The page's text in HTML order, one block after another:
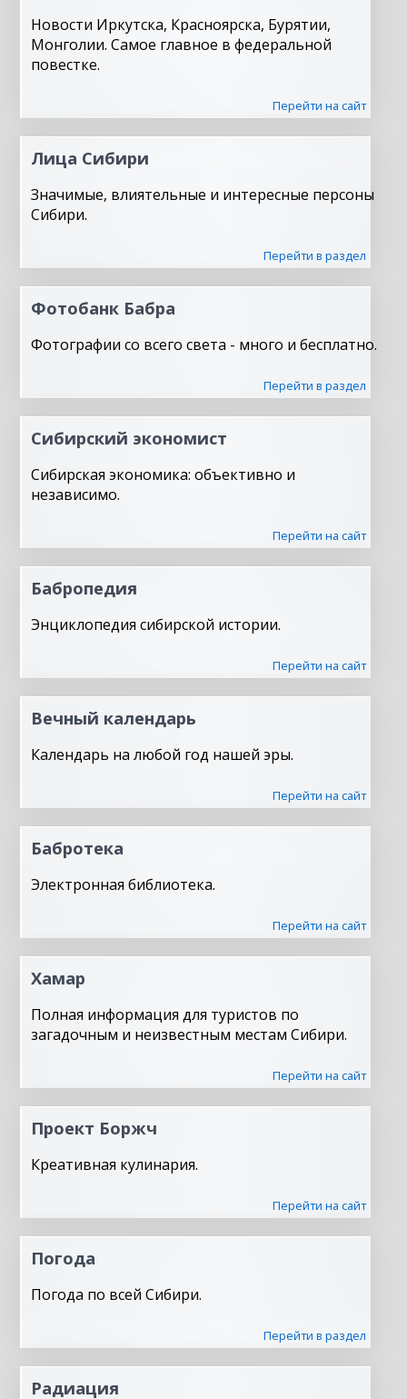
Новости Иркутска, Красноярска, Бурятии,
Монголии. Самое главное в федеральной
повестке.
Перейти на сайт
Лица Сибири
Значимые, влиятельные и интересные персоны
Сибири.
Перейти в раздел
Фотобанк Бабра
Фотографии со всего света - много и бесплатно.
Перейти в раздел
Сибирский экономист
Сибирская экономика: объективно и
независимо.
Перейти на сайт
Бабропедия
Энциклопедия сибирской истории.
Перейти на сайт
Вечный календарь
Календарь на любой год нашей эры.
Перейти на сайт
Бабротека
Электронная библиотека.
Перейти на сайт
Хамар
Полная информация для туристов по
загадочным и неизвестным местам Сибири.
Перейти на сайт
Проект Боржч
Креативная кулинария.
Перейти на сайт
Погода
Погода по всей Сибири.
Перейти в раздел
Радиация